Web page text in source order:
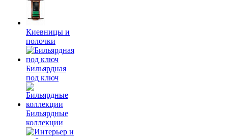
Киевницы и
полочки
Бильярдная
под ключ
Бильярдные
коллекции